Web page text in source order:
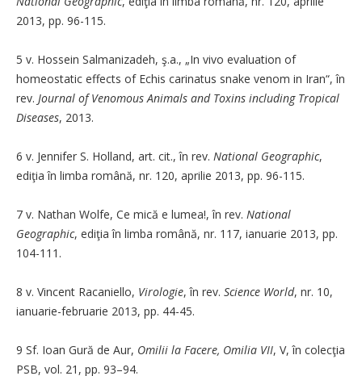
2013, pp. 96-115.
5 v. Hossein Salmanizadeh, ş.a., „In vivo evaluation of
homeostatic effects of Echis carinatus snake venom in Iran“, în
rev. Journal of Venomous Animals and Toxins including Tropical
Diseases, 2013.
6 v. Jennifer S. Holland, art. cit., în rev. National Geographic,
ediţia în limba română, nr. 120, aprilie 2013, pp. 96-115.
7 v. Nathan Wolfe, Ce mică e lumea!, în rev. National
Geographic, ediţia în limba română, nr. 117, ianuarie 2013, pp.
104-111.
8 v. Vincent Racaniello, Virologie, în rev. Science World, nr. 10,
ianuarie-februarie 2013, pp. 44-45.
9 Sf. Ioan Gură de Aur, Omilii la Facere, Omilia VII, V, în colecţia
PSB, vol. 21, pp. 93–94.